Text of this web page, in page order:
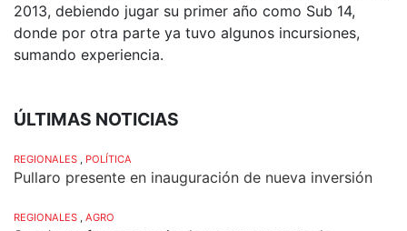
2013, debiendo jugar su primer año como Sub 14,
donde por otra parte ya tuvo algunos incursiones,
sumando experiencia.
ÚLTIMAS NOTICIAS
REGIONALES , POLÍTICA
Pullaro presente en inauguración de nueva inversión
REGIONALES , AGRO